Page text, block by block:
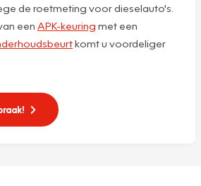
de roetmeting voor dieselauto's.
een APK-keuring met een
komt u voordeliger